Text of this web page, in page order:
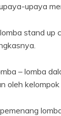
upaya
stand up
– lomba
oleh